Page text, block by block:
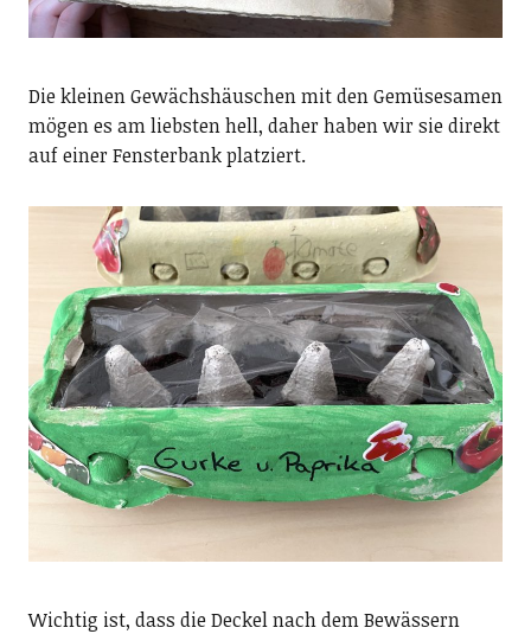
Die kleinen Gewächshäuschen mit den Gemüsesamen
mögen es am liebsten hell, daher haben wir sie direkt
auf einer Fensterbank platziert.
Wichtig ist, dass die Deckel nach dem Bewässern